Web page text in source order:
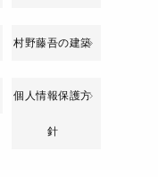
村野藤吾の建築
個人情報保護方
針